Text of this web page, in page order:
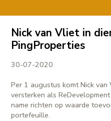
Nick van Vliet in
PingProperties
30-07-2020
Per 1 augustus komt Nick
versterken als
name richten op waarde
portefeuille.